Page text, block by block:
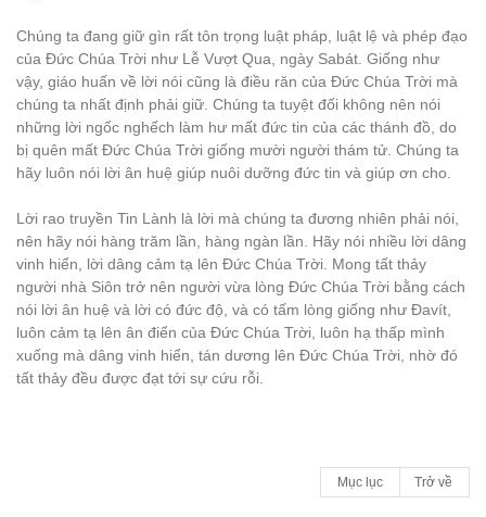
Chúng ta đang giữ gìn rất tôn trọng luật pháp, luật lệ và phép đạo
của Đức Chúa Trời như Lễ Vượt Qua, ngày Sabát. Giống như
vậy, giáo huấn về lời nói cũng là điều răn của Đức Chúa Trời mà
chúng ta nhất định phải giữ. Chúng ta tuyệt đối không nên nói
những lời ngốc nghếch làm hư mất đức tin của các thánh đồ, do
bị quên mất Đức Chúa Trời giống mười người thám tử. Chúng ta
hãy luôn nói lời ân huệ giúp nuôi dưỡng đức tin và giúp ơn cho.
Lời rao truyền Tin Lành là lời mà chúng ta đương nhiên phải nói,
nên hãy nói hàng trăm lần, hàng ngàn lần. Hãy nói nhiều lời dâng
vinh hiển, lời dâng cảm tạ lên Đức Chúa Trời. Mong tất thảy
người nhà Siôn trở nên người vừa lòng Đức Chúa Trời bằng cách
nói lời ân huệ và lời có đức độ, và có tấm lòng giống như Đavít,
luôn cảm tạ lên ân điển của Đức Chúa Trời, luôn hạ thấp mình
xuống mà dâng vinh hiển, tán dương lên Đức Chúa Trời, nhờ đó
tất thảy đều được đạt tới sự cứu rỗi.
Mục lục Trở về